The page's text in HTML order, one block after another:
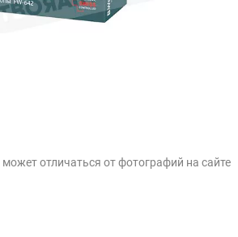
отличаться от фотографий на сайте